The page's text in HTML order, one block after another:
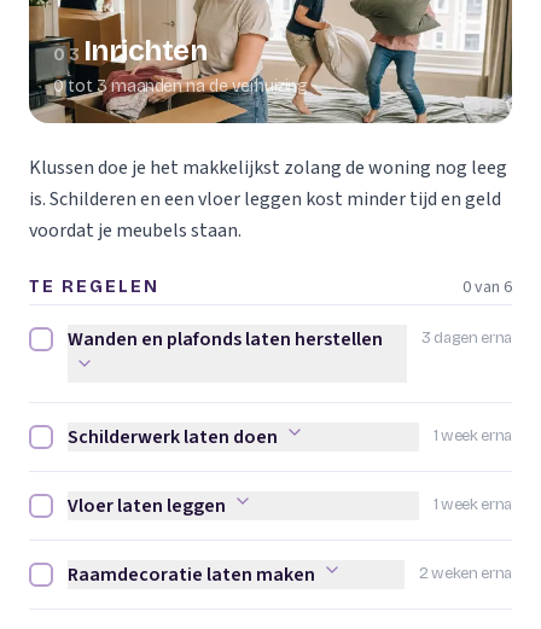
03 Inrichten
0 tot 3 maanden na de verhuizing
Klussen doe je het makkelijkst zolang de woning nog leeg
is. Schilderen en een vloer leggen kost minder tijd en geld
voordat je meubels staan.
TE REGELEN 0 van 6
3 dagen erna
Wanden en plafonds laten herstellen afvinken
Wanden en plafonds laten herstellen
1 week erna
Schilderwerk laten doen afvinken
Schilderwerk laten doen
1 week erna
Vloer laten leggen afvinken
Vloer laten leggen
2 weken erna
Raamdecoratie laten maken afvinken
Raamdecoratie laten maken